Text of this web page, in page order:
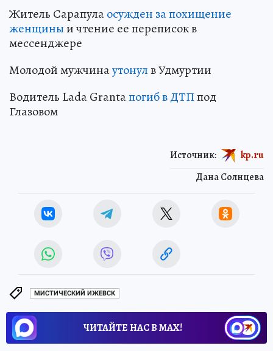
Житель Сарапулаосужден за похищение
женщиныи чтение ее переписок в
мессенджере
Молодой мужчинаутонулв Удмуртии
Водитель Lada Grantaпогиб в ДТПпод
Глазовом
Дана Солнцева
Источник: kp.ru
МИСТИЧЕСКИЙ ИЖЕВСК
ЧИТАЙТЕ НАС В МАХ!